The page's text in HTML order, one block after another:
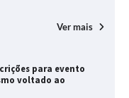
Ver mais
para evento
voltado ao